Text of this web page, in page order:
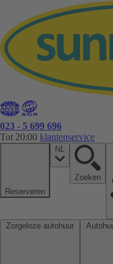
023 - 5 699 696
Tot 20:00 klantenservice
Reserveren
NL
Zoeken